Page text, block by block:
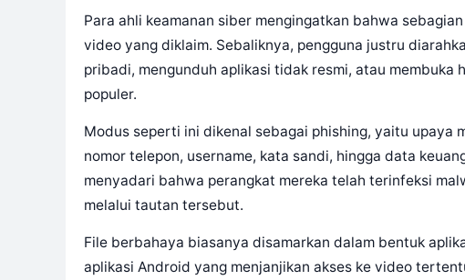
Para ahli keamanan siber mengingatkan bahwa
video yang diklaim. Sebaliknya, pengguna justru
pribadi, mengunduh aplikasi tidak resmi, atau membuka
populer.
Modus seperti ini dikenal sebagai phishing, yaitu upaya
nomor telepon, username, kata sandi, hingga data
menyadari bahwa perangkat mereka telah terinfeksi
melalui tautan tersebut.
File berbahaya biasanya disamarkan dalam bentuk
aplikasi Android yang menjanjikan akses ke video